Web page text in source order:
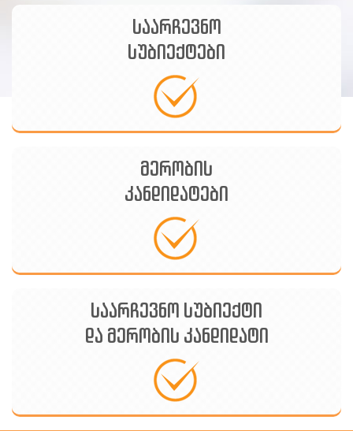
საარჩევნო
სუბიექტები
მერობის
კანდიდატები
საარჩევნო სუბიექტი
და მერობის კანდიდატი